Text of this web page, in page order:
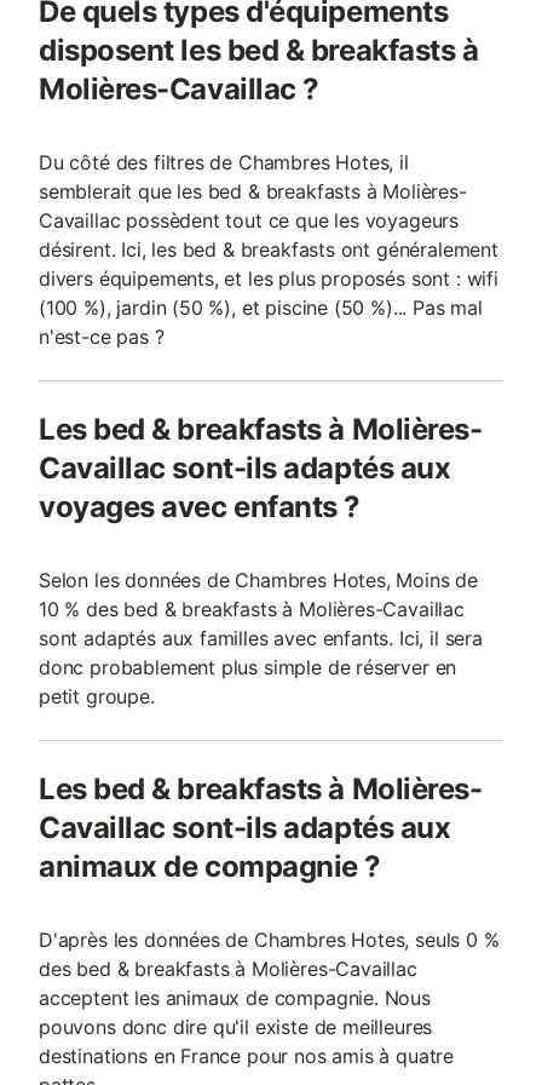
De quels types d'équipements
disposent les bed & breakfasts à
Molières-Cavaillac ?
Du côté des filtres de Chambres Hotes, il
semblerait que les bed & breakfasts à Molières-
Cavaillac possèdent tout ce que les voyageurs
désirent. Ici, les bed & breakfasts ont généralement
divers équipements, et les plus proposés sont : wifi
(100 %), jardin (50 %), et piscine (50 %)... Pas mal
n'est-ce pas ?
Les bed & breakfasts à Molières-
Cavaillac sont-ils adaptés aux
voyages avec enfants ?
Selon les données de Chambres Hotes, Moins de
10 % des bed & breakfasts à Molières-Cavaillac
sont adaptés aux familles avec enfants. Ici, il sera
donc probablement plus simple de réserver en
petit groupe.
Les bed & breakfasts à Molières-
Cavaillac sont-ils adaptés aux
animaux de compagnie ?
D'après les données de Chambres Hotes, seuls 0 %
des bed & breakfasts à Molières-Cavaillac
acceptent les animaux de compagnie. Nous
pouvons donc dire qu'il existe de meilleures
destinations en France pour nos amis à quatre